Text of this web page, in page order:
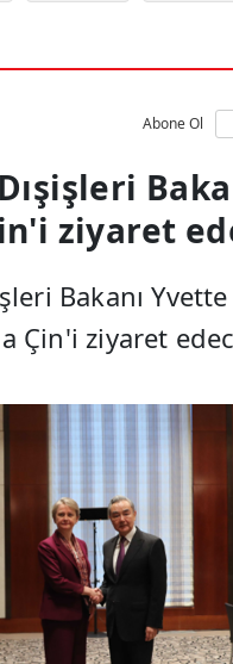
Abone Ol
ziyaret
Bakanı Yvette
Çin'i ziyaret